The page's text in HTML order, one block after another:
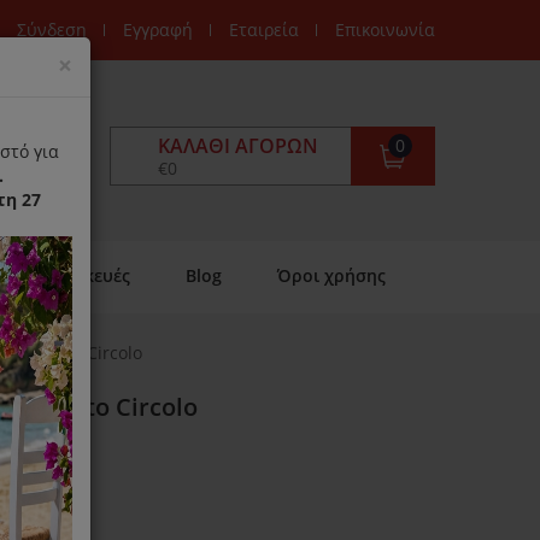
Σύνδεση Εγγραφή Εταιρεία Επικοινωνία
ΚΑΛΆΘΙ ΑΓΟΡΏΝ
0
€0
Επισκευές Blog Όροι χρήσης
Gusto Circolo
Gusto Circolo
× Close
για
27